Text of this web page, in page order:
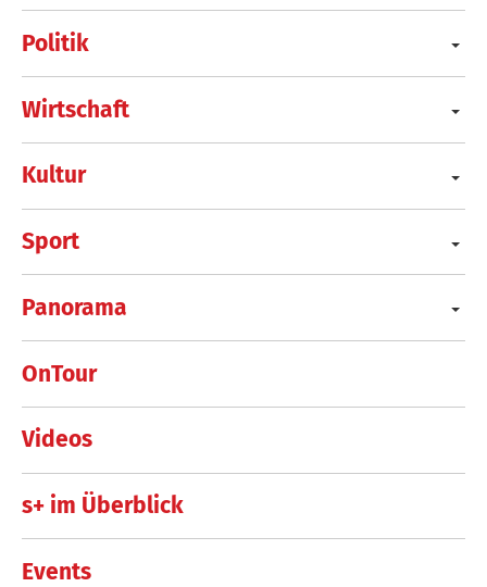
Politik
Wirtschaft
Kultur
Sport
Panorama
OnTour
Videos
s+ im Überblick
Events